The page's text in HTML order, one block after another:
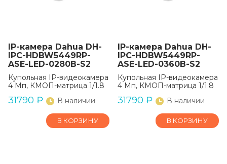
IP-камера Dahua DH-
IPC-HDBW5449RP-
ASE-LED-0280B-S2
Купольная IP-видеокамера
4 Мп, КМОП-матрица 1/1.8
31790 ₽ В наличии
В КОРЗИНУ
IP-камера Dahua DH-
IPC-HDBW5449RP-
ASE-LED-0360B-S2
Купольная IP-видеокамера
4 Мп, КМОП-матрица 1/1.8
31790 ₽ В наличии
В КОРЗИНУ